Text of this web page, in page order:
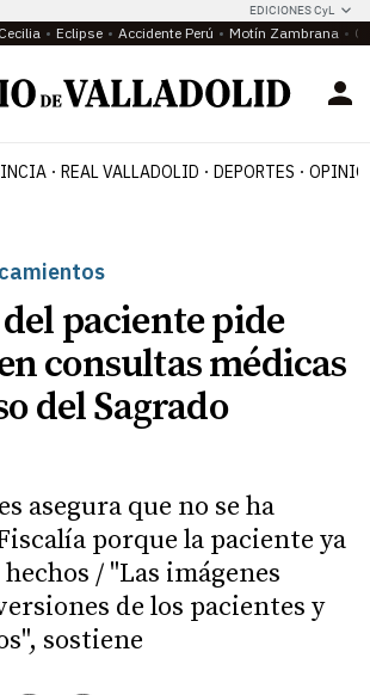
EDICIONES CyL
Eclipse Accidente Perú Motín Zambrana
REAL VALLADOLID DEPORTES
paciente pide
consultas médicas
del Sagrado
asegura que no se ha
porque la paciente ya
/ "Las imágenes
de los pacientes y
sostiene